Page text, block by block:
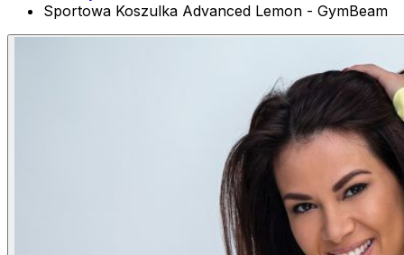
Sportowa Koszulka Advanced Lemon - GymBeam